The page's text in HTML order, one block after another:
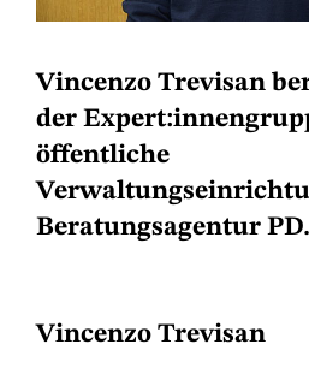
Vincenzo Trevisan
der
öffentliche
Beratungsagentur PD.
Vincenzo Trevisan